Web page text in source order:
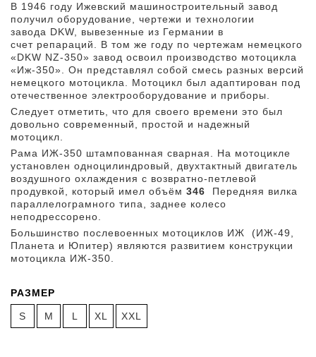
В 1946 году Ижевский машиностроительный завод
получил оборудование, чертежи и технологии
завода DKW, вывезенные из Германии в
счет репараций. В том же году по чертежам немецкого
«DKW NZ-350» завод освоил производство мотоцикла
«Иж-350». Он представлял собой смесь разных версий
немецкого мотоцикла. Мотоцикл был адаптирован под
отечественное электрооборудование и приборы.
Следует отметить, что для своего времени это был
довольно современный, простой и надежный
мотоцикл.
Рама ИЖ-350 штампованная сварная. На мотоцикле
установлен одноцилиндровый, двухтактный двигатель
воздушного охлаждения с возвратно-петлевой
продувкой, который имел объём 346 Передняя вилка
параллелограмного типа, заднее колесо
неподрессорено.
Большинство послевоенных мотоциклов ИЖ (ИЖ-49,
Планета и Юпитер) являются развитием конструкции
мотоцикла ИЖ-350.
РАЗМЕР
S M L XL XXL